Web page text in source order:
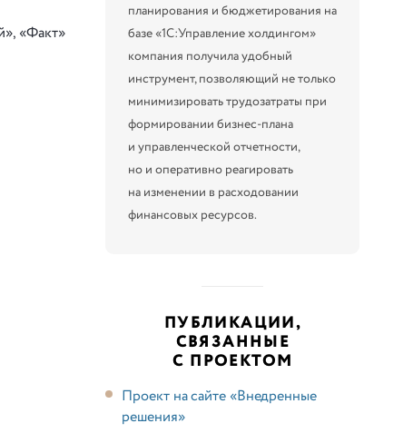
«Факт»
планирования и бюджетирования на
базе «1С:Управление холдингом»
компания получила удобный
инструмент, позволяющий не только
минимизировать трудозатраты при
формировании бизнес-плана
и управленческой отчетности,
но и оперативно реагировать
на изменении в расходовании
финансовых ресурсов.
ПУБЛИКАЦИИ,
СВЯЗАННЫЕ
С ПРОЕКТОМ
Проект на сайте «Внедренные
решения»